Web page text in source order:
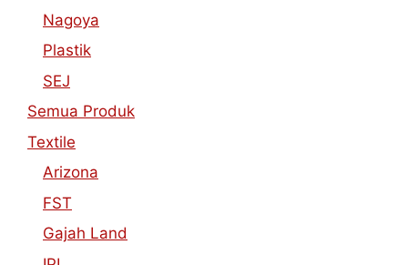
Nagoya
Plastik
SEJ
Semua Produk
Textile
Arizona
FST
Gajah Land